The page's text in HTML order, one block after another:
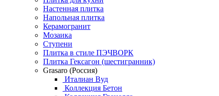
Настенная плитка
Напольная плитка
Керамогранит
Мозаика
Ступени
Плитка в стиле ПЭЧВОРК
Плитка Гексагон (шестигранник)
Grasaro (Россия)
Италиан Вуд
Коллекция Бетон